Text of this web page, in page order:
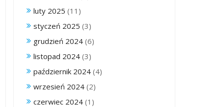
luty 2025 (11)
styczeń 2025 (3)
grudzień 2024 (6)
listopad 2024 (3)
październik 2024 (4)
wrzesień 2024 (2)
czerwiec 2024 (1)